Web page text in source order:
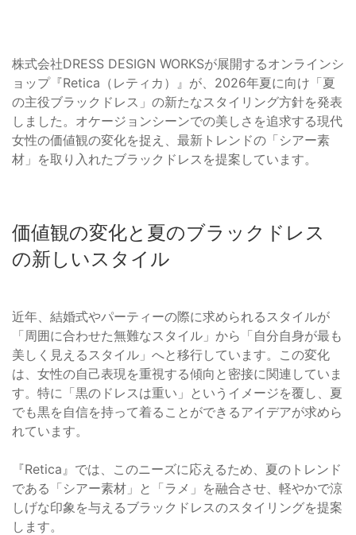
株式会社DRESS DESIGN WORKSが展開するオンラインシ
ョップ『Retica（レティカ）』が、2026年夏に向け「夏
の主役ブラックドレス」の新たなスタイリング方針を発表
しました。オケージョンシーンでの美しさを追求する現代
女性の価値観の変化を捉え、最新トレンドの「シアー素
材」を取り入れたブラックドレスを提案しています。
価値観の変化と夏のブラックドレス
の新しいスタイル
近年、結婚式やパーティーの際に求められるスタイルが
「周囲に合わせた無難なスタイル」から「自分自身が最も
美しく見えるスタイル」へと移行しています。この変化
は、女性の自己表現を重視する傾向と密接に関連していま
す。特に「黒のドレスは重い」というイメージを覆し、夏
でも黒を自信を持って着ることができるアイデアが求めら
れています。
『Retica』では、このニーズに応えるため、夏のトレンド
である「シアー素材」と「ラメ」を融合させ、軽やかで涼
しげな印象を与えるブラックドレスのスタイリングを提案
します。